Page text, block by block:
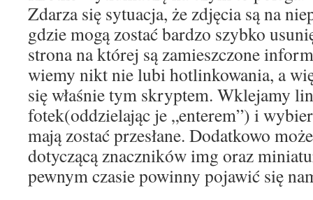
Zdarza się sytuacja, że zdjęcia są na
gdzie mogą zostać bardzo szybko
strona na której są zamieszczone
wiemy nikt nie lubi hotlinkowania, a
się właśnie tym skryptem. Wklejamy
fotek(oddzielając je „enterem”) i
mają zostać przesłane. Dodatkowo
dotyczącą znaczników img oraz
pewnym czasie powinny pojawić się